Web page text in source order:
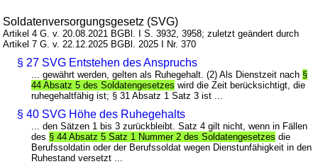
Soldatenversorgungsgesetz (SVG)
Artikel 4 G. v. 20.08.2021 BGBl. I S. 3932, 3958; zuletzt geändert durch
Artikel 7 G. v. 22.12.2025 BGBl. 2025 I Nr. 370
§ 27 SVG Entstehen des Anspruchs
... gewährt werden, gelten als Ruhegehalt. (2) Als Dienstzeit nach §
44 Absatz 5 des Soldatengesetzes wird die Zeit berücksichtigt, die
ruhegehaltfähig ist; § 31 Absatz 1 Satz 3 ist ...
§ 40 SVG Höhe des Ruhegehalts
... den Sätzen 1 bis 3 zurückbleibt. Satz 4 gilt nicht, wenn in Fällen
des § 44 Absatz 5 Satz 1 Nummer 2 des Soldatengesetzes die
Berufssoldatin oder der Berufssoldat wegen Dienstunfähigkeit in den
Ruhestand versetzt ...